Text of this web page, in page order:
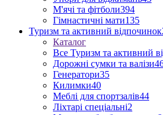
М'ячі та фітболи394
Гімнастичні мати135
Туризм та активний відпочинок
Каталог
Все Туризм та активний
Дорожні сумки та валізи
Генератори35
Килимки40
Меблі для спортзалів44
Ліхтарі спеціальні2